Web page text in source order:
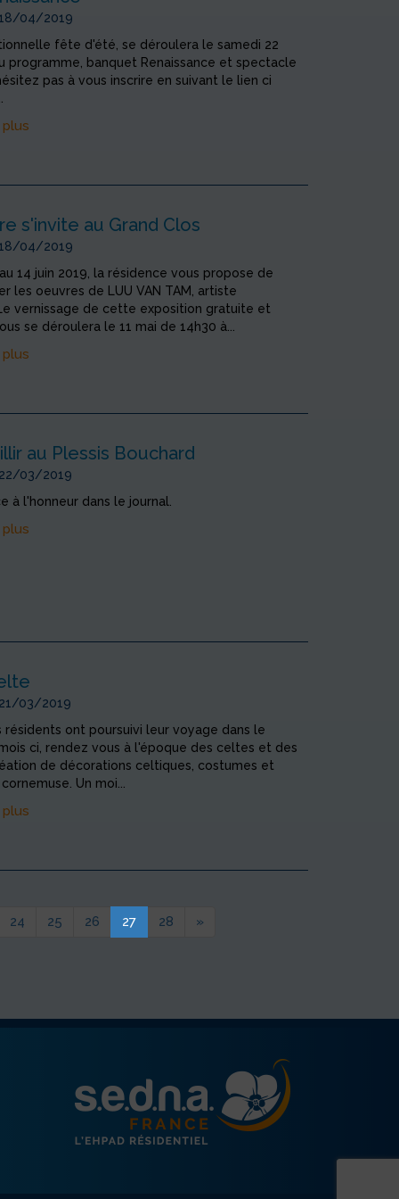
04/2019
fête d'été, se déroulera le samedi 22
programme, banquet Renaissance et spectacle
pas à vous inscrire en suivant le lien ci
plus
s'invite au Grand Clos
04/2019
14 juin 2019, la résidence vous propose de
les oeuvres de LUU VAN TAM, artiste
vernissage de cette exposition gratuite et
se déroulera le 11 mai de 14h30 à...
plus
au Plessis Bouchard
03/2019
à l'honneur dans le journal.
plus
03/2019
résidents ont poursuivi leur voyage dans le
ci, rendez vous à l'époque des celtes et des
de décorations celtiques, costumes et
Un moi...
plus
24 25 26 27 28 »